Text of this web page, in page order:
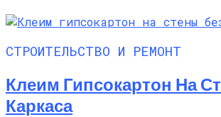
СТРОИТЕЛЬСТВО И РЕМОНТ
Клеим Гипсокартон На
Каркаса